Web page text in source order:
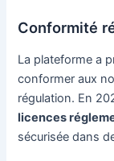
Conformité
La plateforme a
conformer aux
régulation. En
licences
sécurisée dans